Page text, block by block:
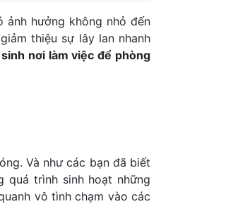
hưởng không nhỏ đến
thiệu sự lây lan nhanh
nơi làm việc để phòng
Và như các bạn đã biết
quá trình sinh hoạt những
vô tình chạm vào các